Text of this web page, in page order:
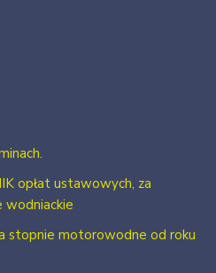
opłat ustawowych, za
wodniackie
stopnie motorowodne od roku